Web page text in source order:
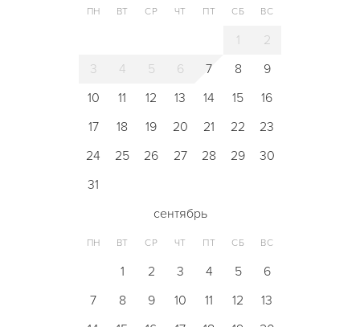
ПН ВТ СР ЧТ ПТ СБ ВС
1
2
3
4 5 6 7 8
9
10
11 12 13 14 15
16
17
18 19 20 21 22
23
24
25 26 27 28 29
30
31
сентябрь
ПН ВТ СР ЧТ ПТ СБ ВС
1 2 3 4 5
6
7
8 9 10 11 12
13